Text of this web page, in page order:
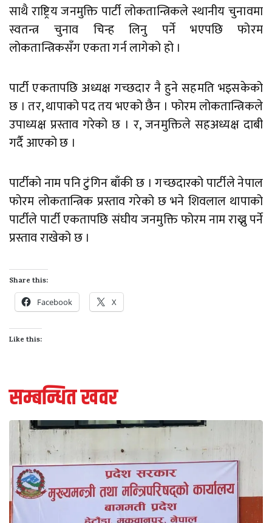
साथै राष्ट्रिय जनमुक्ति पार्टी लोकतान्त्रिकले स्थानीय चुनावमा
स्वतन्त्र चुनाव चिन्ह लिनु पर्ने भएपछि फोरम
लोकतान्त्रिकसँग एकता गर्न लागेको हो ।
पार्टी एकतापछि अध्यक्ष गच्छदार नै हुने सहमति भइसकेको
छ । तर, थापाको पद तय भएको छैन । फोरम लोकतान्त्रिकले
उपाध्यक्ष प्रस्ताव गरेको छ । र, जनमुक्तिले सहअध्यक्ष दाबी
गर्दै आएको छ ।
पार्टीको नाम पनि टुंगिन बाँकी छ । गच्छदारको पार्टीले नेपाल
फोरम लोकतान्त्रिक प्रस्ताव गरेको छ भने शिवलाल थापाको
पार्टीले पार्टी एकतापछि संघीय जनमुक्ति फोरम नाम राख्नु पर्ने
प्रस्ताव राखेको छ ।
Share this:
Facebook X
Like this:
सम्बन्धित खवर